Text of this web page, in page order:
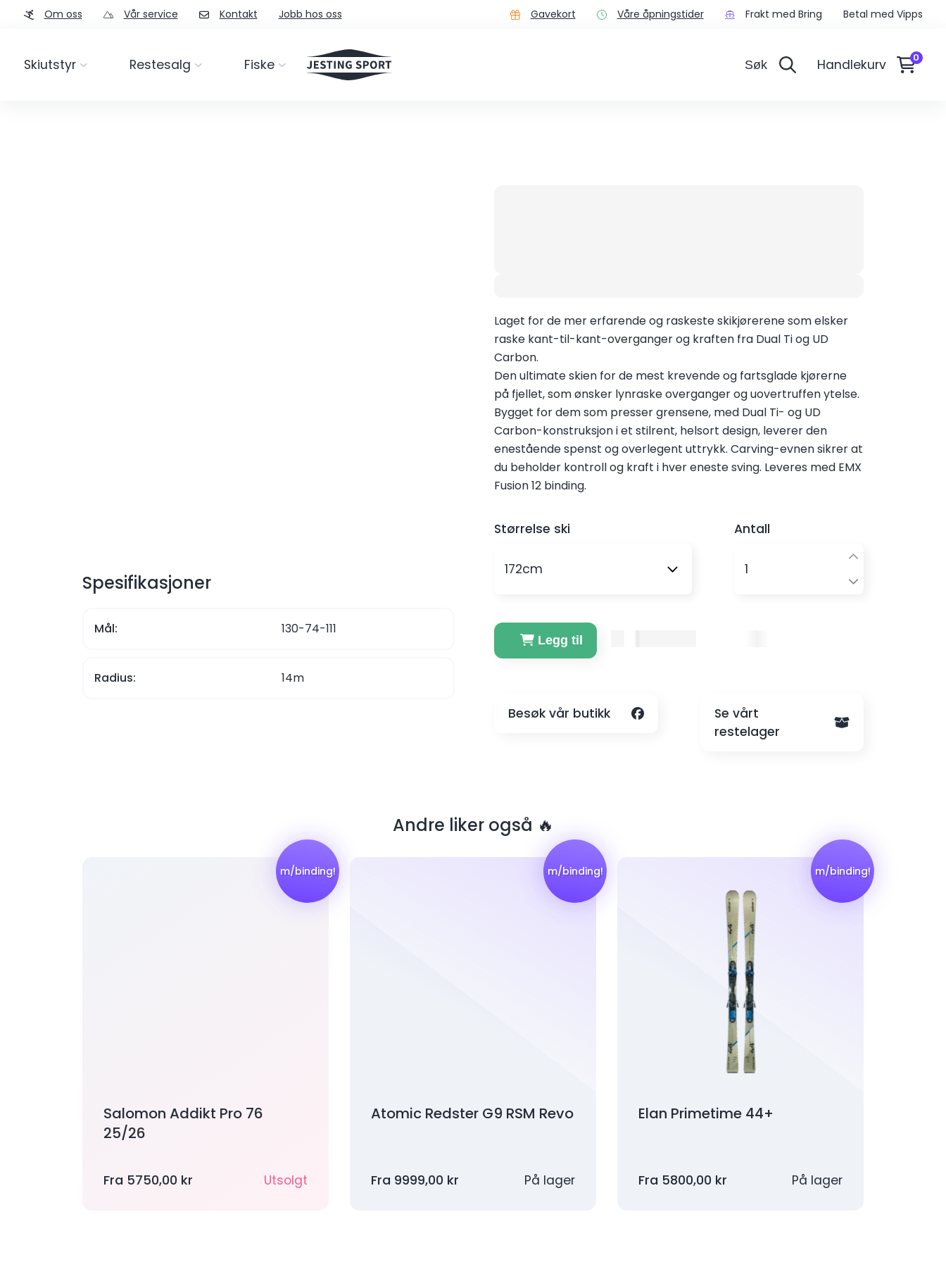
Om oss Vår service Kontakt Jobb hos oss Gavekort Våre åpningstider Frakt med Bring Betal med Vipps
Skiutstyr Restesalg Fiske Søk Handlekurv
Spesifikasjoner
Mål: 130-74-111
Radius: 14m
Laget for de mer erfarende og raskeste skikjørerene som elsker
raske kant-til-kant-overganger og kraften fra Dual Ti og UD
Carbon.
Den ultimate skien for de mest krevende og fartsglade kjørerne
på fjellet, som ønsker lynraske overganger og uovertruffen ytelse.
Bygget for dem som presser grensene, med Dual Ti- og UD
Carbon-konstruksjon i et stilrent, helsort design, leverer den
enestående spenst og overlegent uttrykk. Carving-evnen sikrer at
du beholder kontroll og kraft i hver eneste sving. Leveres med EMX
Fusion 12 binding.
Størrelse ski
172cm
Antall
Legg til
Besøk vår butikk
Se vårt
restelager
Andre liker også 🔥
m/binding!
Salomon Addikt Pro 76
25/26
Fra 5750,00 kr Utsolgt
m/binding!
Atomic Redster G9 RSM Revo
Fra 9999,00 kr På lager
m/binding!
Elan Primetime 44+
Fra 5800,00 kr På lager